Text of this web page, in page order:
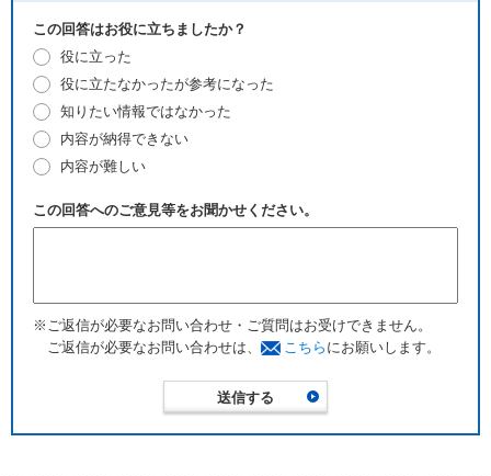
この回答はお役に立ちましたか？
役に立った
役に立たなかったが参考になった
知りたい情報ではなかった
内容が納得できない
内容が難しい
この回答へのご意見等をお聞かせください。
※ご返信が必要なお問い合わせ・ご質問はお受けできません。
ご返信が必要なお問い合わせは、
こちら にお願いします。